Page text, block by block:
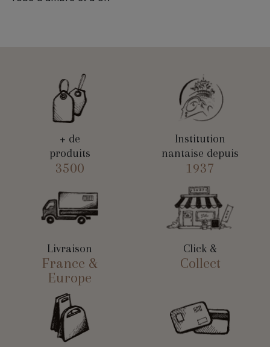
+ de
produits
3500
Institution
nantaise depuis
1937
Livraison
France &
Europe
Click &
Collect